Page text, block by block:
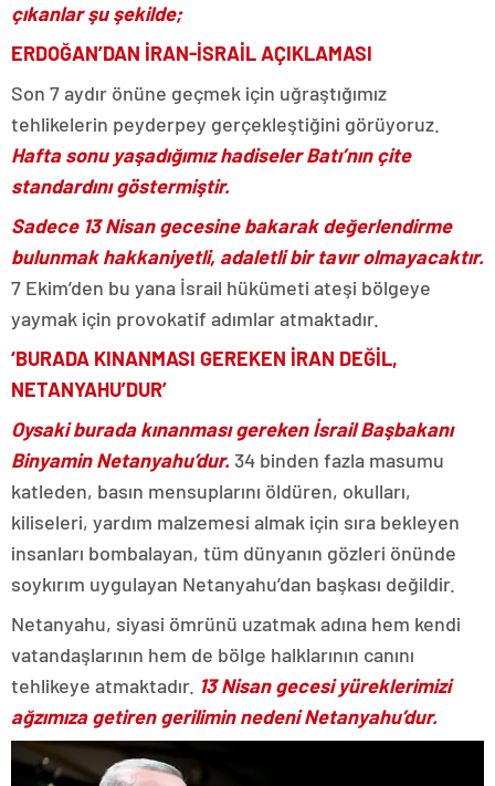
çıkanlar şu şekilde;
ERDOĞAN’DAN İRAN-İSRAİL AÇIKLAMASI
Son 7 aydır önüne geçmek için uğraştığımız
tehlikelerin peyderpey gerçekleştiğini görüyoruz.
Hafta sonu yaşadığımız hadiseler Batı’nın çite
standardını göstermiştir.
Sadece 13 Nisan gecesine bakarak değerlendirme
bulunmak hakkaniyetli, adaletli bir tavır olmayacaktır.
7 Ekim’den bu yana İsrail hükümeti ateşi bölgeye
yaymak için provokatif adımlar atmaktadır.
‘BURADA KINANMASI GEREKEN İRAN DEĞİL,
NETANYAHU’DUR’
Oysaki burada kınanması gereken İsrail Başbakanı
Binyamin Netanyahu’dur.34 binden fazla masumu
katleden, basın mensuplarını öldüren, okulları,
kiliseleri, yardım malzemesi almak için sıra bekleyen
insanları bombalayan, tüm dünyanın gözleri önünde
soykırım uygulayan Netanyahu’dan başkası değildir.
Netanyahu, siyasi ömrünü uzatmak adına hem kendi
vatandaşlarının hem de bölge halklarının canını
tehlikeye atmaktadır. 13 Nisan gecesi yüreklerimizi
ağzımıza getiren gerilimin nedeni Netanyahu’dur.